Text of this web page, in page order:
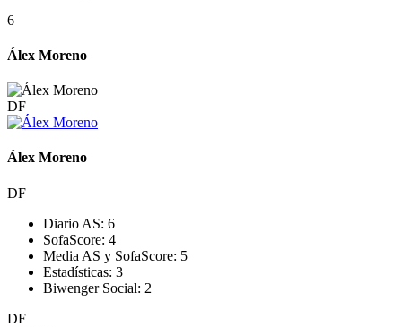
6
Álex Moreno
DF
Álex Moreno
DF
Diario AS: 6
SofaScore: 4
Media AS y SofaScore: 5
Estadísticas: 3
Biwenger Social: 2
DF